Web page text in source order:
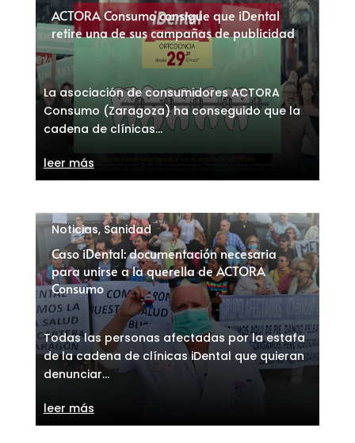
ACTORA Consumo consigue que iDental
retire una de sus campañas de publicidad
La asociación de consumidores ACTORA
Consumo (Zaragoza) ha conseguido que la
cadena de clínicas...
leer más
Caso iDental: documentación necesaria
para unirse a la querella de ACTORA
Consumo
Noticias,Sanidad
Todas las personas afectadas por la estafa
de la cadena de clínicas iDental que quieran
denunciar...
leer más